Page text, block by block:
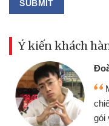
Ý kiến khách
gói